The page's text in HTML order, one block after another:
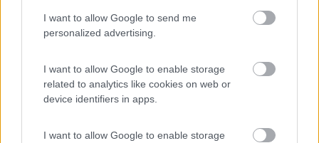
I want to allow Google to send me
personalized advertising.
I want to allow Google to enable storage
related to analytics like cookies on web or
device identifiers in apps.
I want to allow Google to enable storage
Al Quatro 4,